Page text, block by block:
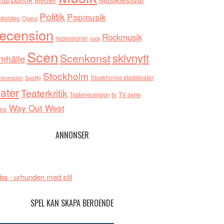
Opera Politik Popmusik
recensioner rock Rockmusik
Scen Scenkonstskivnytt
Spotify Stockholm Stockholms stadsteater
Teaterkritik Teaterrecension tv TV-serie
Way Out West
ANNONSER
- urhunden med stil
SPEL KAN SKAPA BEROENDE